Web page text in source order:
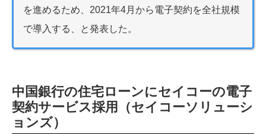
を進めるため、2021年4月から電子契約を全社規模
で導入する、と発表した。
中国銀行の住宅ローンにセイコーの電子
契約サービス採用（セイコーソリューシ
ョンズ）